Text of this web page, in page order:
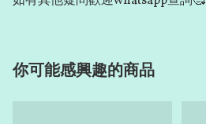
你可能感興趣的商品